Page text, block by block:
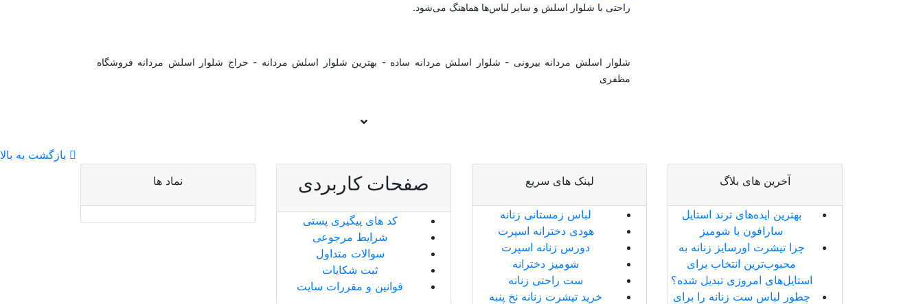
راحتی با شلوار اسلش و سایر لباس‌ها هماهنگ می‌شود.
شلوار اسلش مردانه بیرونی - شلوار اسلش مردانه ساده - بهترین شلوار اسلش مردانه - حراج شلوار اسلش مردانه فروشگاه
مظفری
بازگشت به بالا
آخرین های بلاگ
بهترین ایده‌های ترند استایل
سارافون با شومیز
چرا تیشرت اورسایز زنانه به
محبوب‌ترین انتخاب برای
استایل‌های امروزی تبدیل شده؟
چطور لباس ست زنانه را برای
لینک های سریع
لباس زمستانی زنانه
هودی دخترانه اسپرت
دورس زنانه اسپرت
شومیز دخترانه
ست راحتی زنانه
خرید تیشرت زنانه نخ پنبه
صفحات کاربردی
کد های پیگیری پستی
شرایط مرجوعی
سوالات متداول
ثبت شکایات
قوانین و مقررات سایت
نماد ها